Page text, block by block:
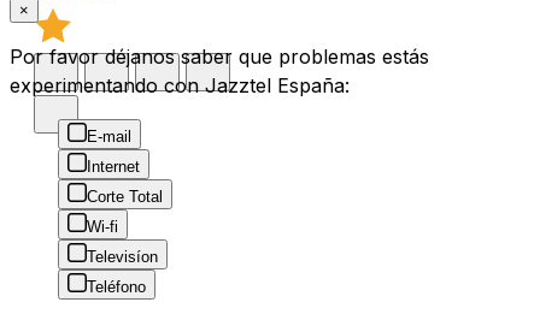
×
Por favor déjanos saber que problemas estás
experimentando con Jazztel España:
E-mail
Internet
Corte Total
Wi-fi
Televisíon
Teléfono